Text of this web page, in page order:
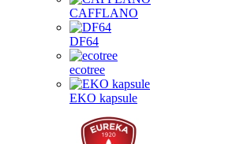
CAFFLANO
DF64
ecotree
EKO kapsule